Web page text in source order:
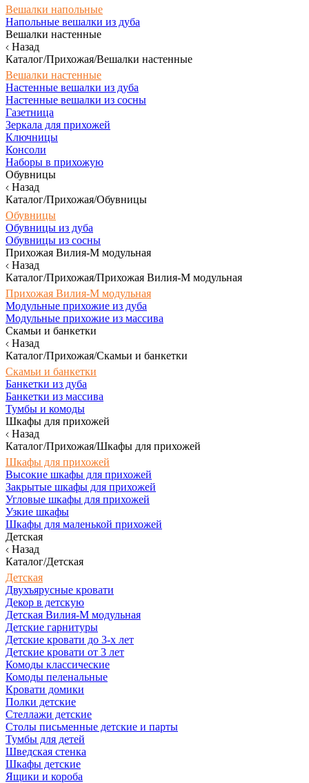
Вешалки напольные
Напольные вешалки из дуба
Вешалки настенные
Назад
Каталог/Прихожая/Вешалки настенные
Вешалки настенные
Настенные вешалки из дуба
Настенные вешалки из сосны
Газетница
Зеркала для прихожей
Ключницы
Консоли
Наборы в прихожую
Обувницы
Назад
Каталог/Прихожая/Обувницы
Обувницы
Обувницы из дуба
Обувницы из сосны
Прихожая Вилия-М модульная
Назад
Каталог/Прихожая/Прихожая Вилия-М модульная
Прихожая Вилия-М модульная
Модульные прихожие из дуба
Модульные прихожие из массива
Скамьи и банкетки
Назад
Каталог/Прихожая/Скамьи и банкетки
Скамьи и банкетки
Банкетки из дуба
Банкетки из массива
Тумбы и комоды
Шкафы для прихожей
Назад
Каталог/Прихожая/Шкафы для прихожей
Шкафы для прихожей
Высокие шкафы для прихожей
Закрытые шкафы для прихожей
Угловые шкафы для прихожей
Узкие шкафы
Шкафы для маленькой прихожей
Детская
Назад
Каталог/Детская
Детская
Двухъярусные кровати
Декор в детскую
Детская Вилия-М модульная
Детские гарнитуры
Детские кровати до 3-х лет
Детские кровати от 3 лет
Комоды классические
Комоды пеленальные
Кровати домики
Полки детские
Стеллажи детские
Столы письменные детские и парты
Тумбы для детей
Шведская стенка
Шкафы детские
Ящики и короба